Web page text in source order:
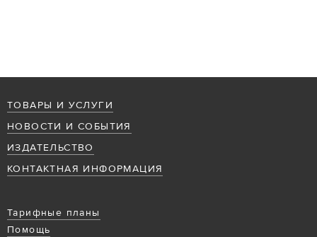
ТОВАРЫ И УСЛУГИ
НОВОСТИ И СОБЫТИЯ
ИЗДАТЕЛЬСТВО
КОНТАКТНАЯ ИНФОРМАЦИЯ
Тарифные планы
Помощь